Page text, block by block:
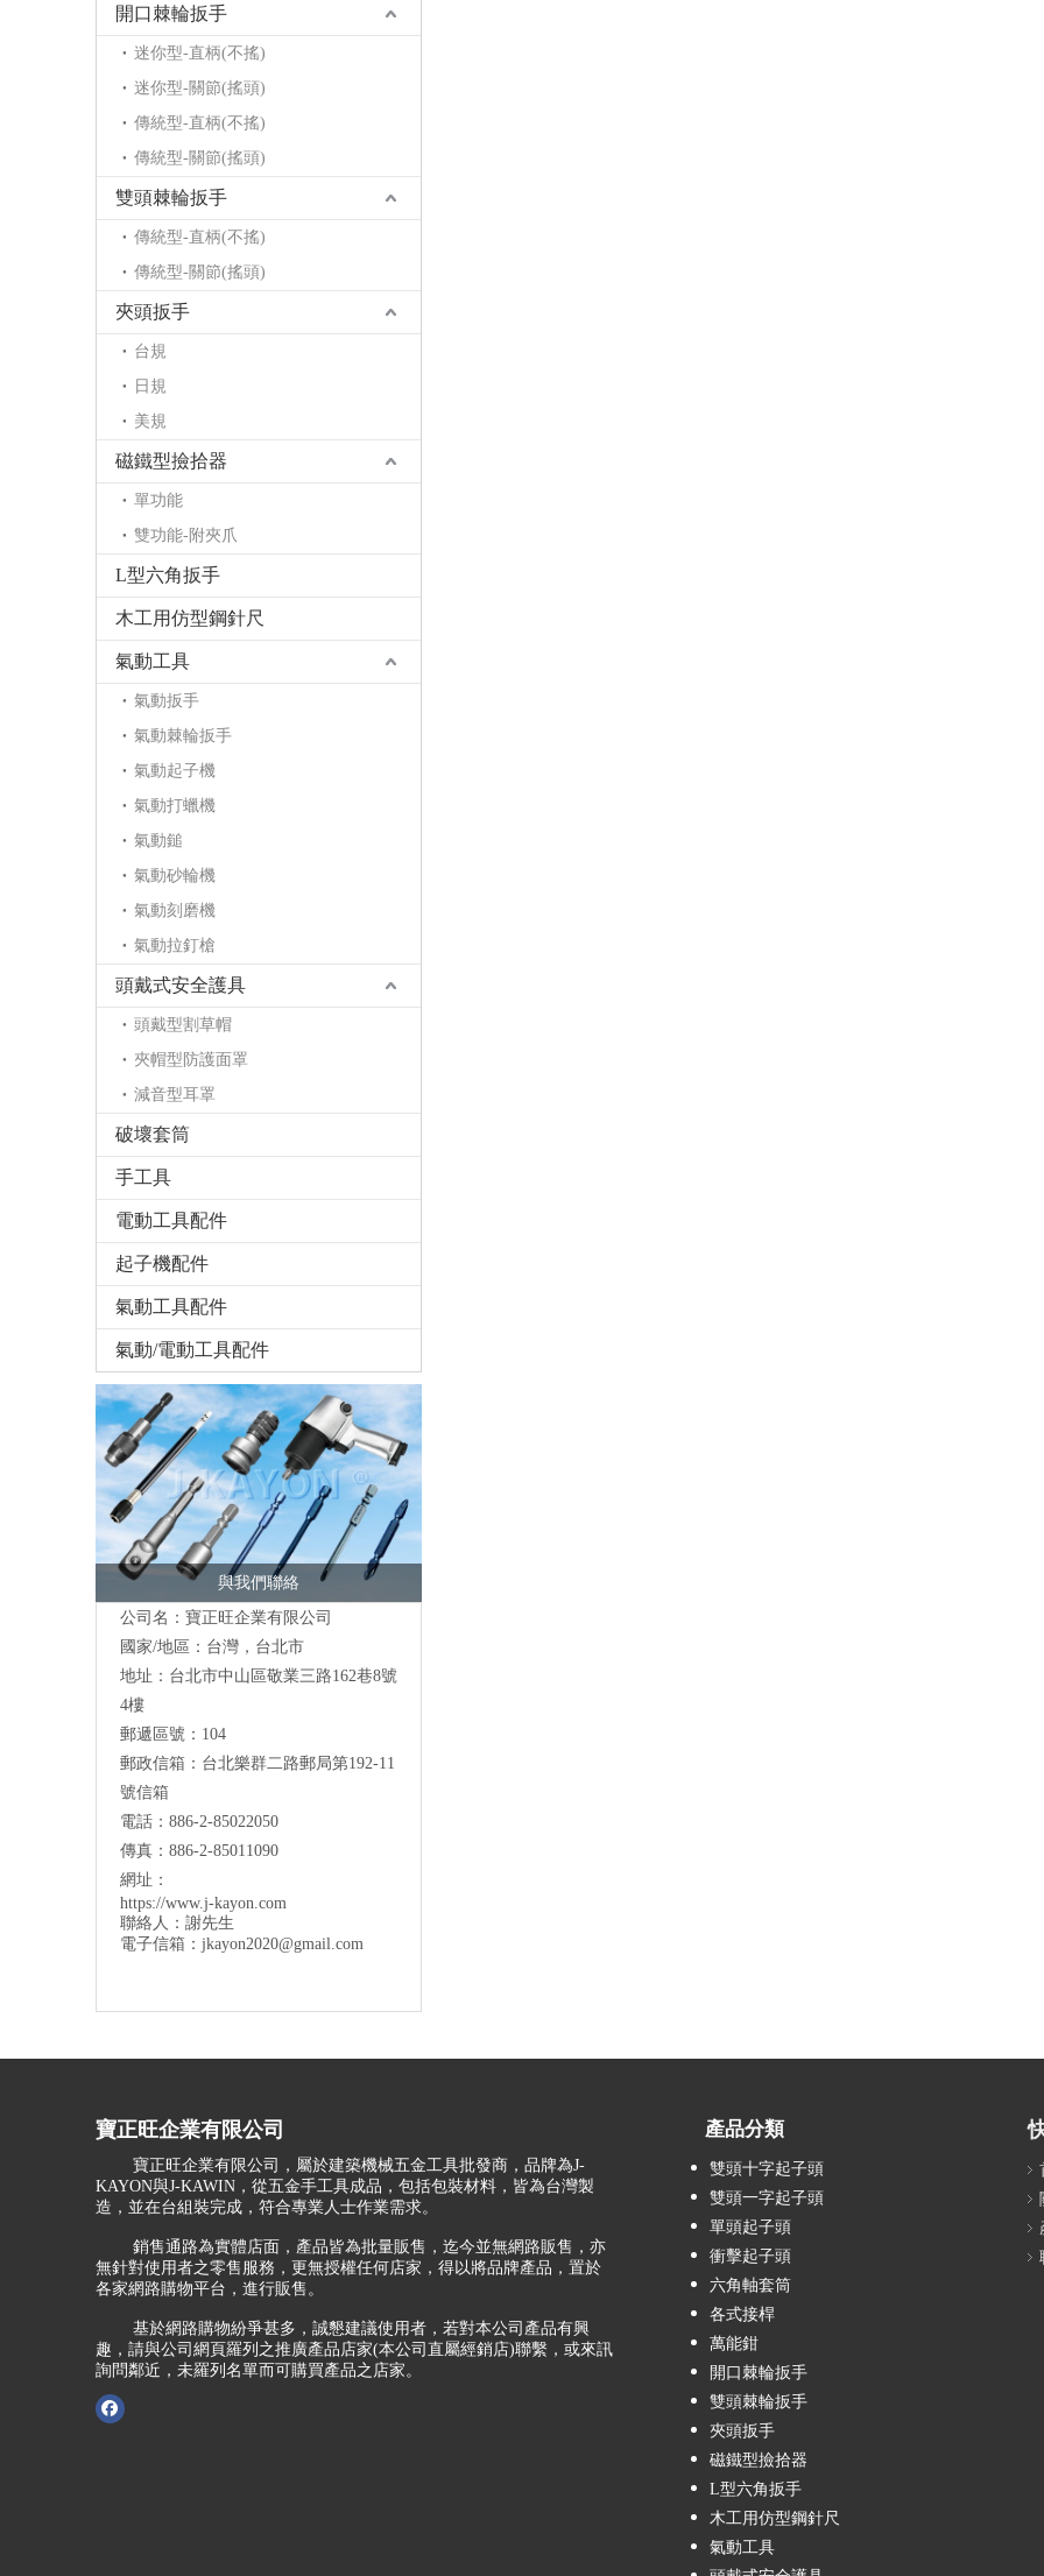
開口棘輪扳手
迷你型-直柄(不搖)
迷你型-關節(搖頭)
傳統型-直柄(不搖)
傳統型-關節(搖頭)
雙頭棘輪扳手
傳統型-直柄(不搖)
傳統型-關節(搖頭)
夾頭扳手
台規
日規
美規
磁鐵型撿拾器
單功能
雙功能-附夾爪
L型六角扳手
木工用仿型鋼針尺
氣動工具
氣動扳手
氣動棘輪扳手
氣動起子機
氣動打蠟機
氣動鎚
氣動砂輪機
氣動刻磨機
氣動拉釘槍
頭戴式安全護具
頭戴型割草帽
夾帽型防護面罩
減音型耳罩
破壞套筒
手工具
電動工具配件
起子機配件
氣動工具配件
氣動/電動工具配件
與我們聯絡
公司名：寶正旺企業有限公司
國家/地區：台灣，台北市
地址：台北市中山區敬業三路162巷8號
4樓
郵遞區號：104
郵政信箱：台北樂群二路郵局第192-11
號信箱
電話：886-2-85022050
傳真：886-2-85011090
網址：
https://www.j-kayon.com
聯絡人：謝先生
電子信箱： jkayon2020@gmail.com
寶正旺企業有限公司
寶正旺企業有限公司，屬於建築機械五金工具批發商，品牌為J-
KAYON與J-KAWIN，從五金手工具成品，包括包裝材料，皆為台灣製
造，並在台組裝完成，符合專業人士作業需求。
銷售通路為實體店面，產品皆為批量販售，迄今並無網路販售，亦
無針對使用者之零售服務，更無授權任何店家，得以將品牌產品，置於
各家網路購物平台，進行販售。
基於網路購物紛爭甚多，誠懇建議使用者，若對本公司產品有興
趣，請與公司網頁羅列之推廣產品店家(本公司直屬經銷店)聯繫，或來訊
詢問鄰近，未羅列名單而可購買產品之店家。
產品分類
雙頭十字起子頭
雙頭一字起子頭
單頭起子頭
衝擊起子頭
六角軸套筒
各式接桿
萬能鉗
開口棘輪扳手
雙頭棘輪扳手
夾頭扳手
磁鐵型撿拾器
L型六角扳手
木工用仿型鋼針尺
氣動工具